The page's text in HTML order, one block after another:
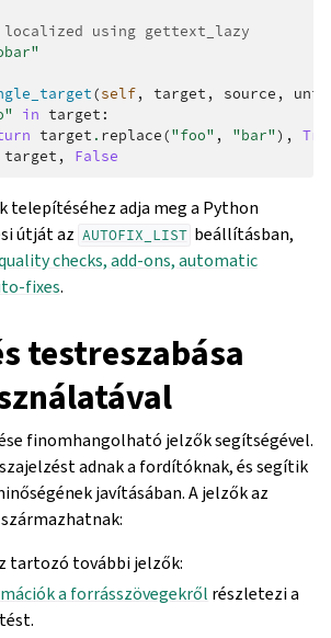
localized using gettext_lazy
(self, target , source , unit
in target :
target . replace("foo" , "bar"),
target , False
telepítéséhez adja meg a Python
útját az AUTOFIX_LIST beállításban,
checks, add-ons, automatic
fixes.
testreszabása
finomhangolható jelzők segítségével.
adnak a fordítóknak, és segítik
javításában. A jelzők az
tartozó további jelzők:
a forrásszövegekről részletezi a